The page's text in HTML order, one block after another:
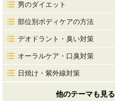
男のダイエット
部位別ボディケアの方法
デオドラント・臭い対策
オーラルケア・口臭対策
日焼け・紫外線対策
他のテーマも見る